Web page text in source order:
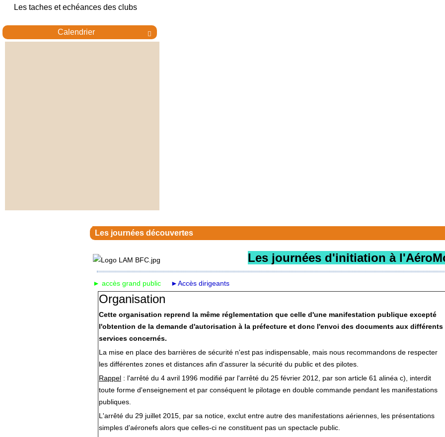
Les taches et echéances des clubs

Calendrier
Les journées découvertes
Les journées d'initiation à
► accès grand public ►Accès dirigeants
Organisation
Cette organisation reprend la même réglementation que celle d'une manifestation publique excepté
l'obtention de la demande d'autorisation à la préfecture et donc l'envoi des documents aux différents
services concernés.
La mise en place des barrières de sécurité n'est pas indispensable, mais nous recommandons de respecter
les différentes zones et distances afin d'assurer la sécurité du public et des pilotes.
Rappel : l'arrêté du 4 avril 1996 modifié par l'arrêté du 25 février 2012, par son article 61 alinéa c), interdit
toute forme d'enseignement et par conséquent le pilotage en double commande pendant les manifestations
publiques.
L'arrêté du 29 juillet 2015, par sa notice, exclut entre autre des manifestations aériennes, les présentations
simples d'aéronefs alors que celles-ci ne constituent pas un spectacle public.